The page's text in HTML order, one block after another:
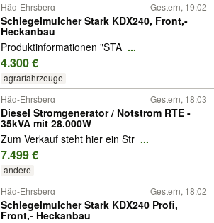
Häg-Ehrsberg Gestern, 19:02
Schlegelmulcher Stark KDX240, Front,-
Heckanbau
Produktinformationen "STA ...
4.300 €
agrarfahrzeuge
Häg-Ehrsberg Gestern, 18:03
Diesel Stromgenerator / Notstrom RTE -
35kVA mit 28.000W
Zum Verkauf steht hier ein Str ...
7.499 €
andere
Häg-Ehrsberg Gestern, 18:02
Schlegelmulcher Stark KDX240 Profi,
Front,- Heckanbau